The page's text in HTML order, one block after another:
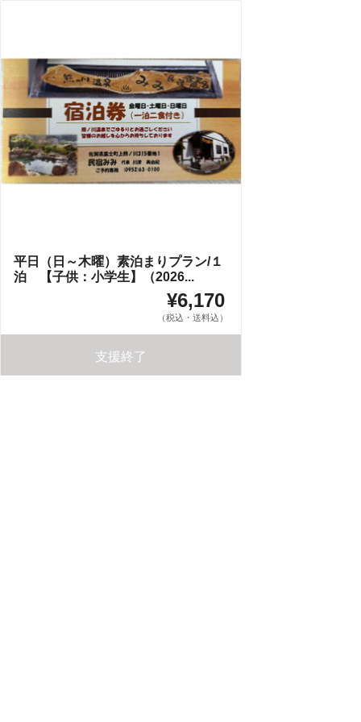
平日（日～木曜）素泊まりプラン/１
泊 【子供：小学生】（2026...
¥6,170
（税込・送料込）
支援終了